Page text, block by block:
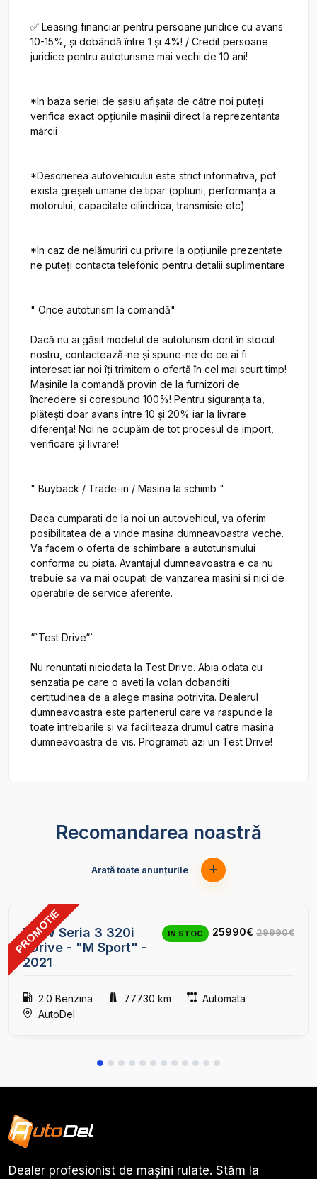
✅ Leasing financiar pentru persoane juridice cu avans
10-15%, și dobândă între 1 și 4%! / Credit persoane
juridice pentru autoturisme mai vechi de 10 ani!
*In baza seriei de șasiu afișata de către noi puteți
verifica exact opțiunile mașinii direct la reprezentanta
mărcii
*Descrierea autovehicului este strict informativa, pot
exista greșeli umane de tipar (optiuni, performanța a
motorului, capacitate cilindrica, transmisie etc)
*In caz de nelămuriri cu privire la opțiunile prezentate
ne puteți contacta telefonic pentru detalii suplimentare
" Orice autoturism la comandă"
Dacă nu ai găsit modelul de autoturism dorit în stocul
nostru, contactează-ne și spune-ne de ce ai fi
interesat iar noi îți trimitem o ofertă în cel mai scurt timp!
Mașinile la comandă provin de la furnizori de
încredere si corespund 100%! Pentru siguranța ta,
plătești doar avans între 10 și 20% iar la livrare
diferența! Noi ne ocupăm de tot procesul de import,
verificare și livrare!
" Buyback / Trade-in / Masina la schimb "
Daca cumparati de la noi un autovehicul, va oferim
posibilitatea de a vinde masina dumneavoastra veche.
Va facem o oferta de schimbare a autoturismului
conforma cu piata. Avantajul dumneavoastra e ca nu
trebuie sa va mai ocupati de vanzarea masini si nici de
operatiile de service aferente.
“`Test Drive“`
Nu renuntati niciodata la Test Drive. Abia odata cu
senzatia pe care o aveti la volan dobanditi
certitudinea de a alege masina potrivita. Dealerul
dumneavoastra este partenerul care va raspunde la
toate întrebarile si va faciliteaza drumul catre masina
Recomandarea noastră
Arată toate anunțurile
PROMOTIE
20
25990€ 29990€
IN STOC
BMW Seria 3 320i
xDrive - "M Sport" -
2021
2.0 Benzina 77730 km
Automata
AutoDel
Dealer profesionist de mașini rulate. Stăm la